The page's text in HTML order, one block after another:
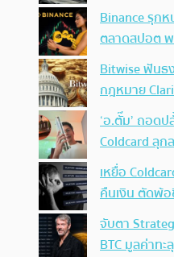
Binance รุก
ตลาดสปอต
Bitwise ฟันธ
กฎหมาย
‘อ.ตั๊ม’ ถอด
Coldcard ลุ
เหยื่อ
คืนเงิน ตัดพ้
จับตา
BTC มูลค่าท